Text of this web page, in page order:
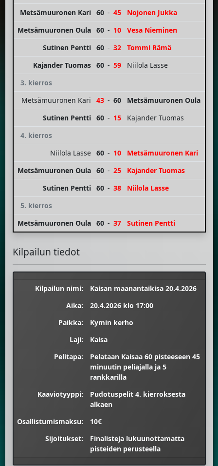
Metsämuuronen Kari
60 - 45
Nojonen Jukka
Metsämuuronen Oula
60 - 10
Vesa Nieminen
Sutinen Pentti
60 - 32
Tommi Rämä
Kajander Tuomas
60 - 59
Niilola Lasse
3. kierros
Metsämuuronen Kari
43 - 60
Metsämuuronen Oula
Sutinen Pentti
60 - 15
Kajander Tuomas
4. kierros
Niilola Lasse
60 - 10
Metsämuuronen Kari
Metsämuuronen Oula
60 - 25
Kajander Tuomas
Sutinen Pentti
60 - 38
Niilola Lasse
5. kierros
Metsämuuronen Oula
60 - 37 Sutinen Pentti
Kilpailun tiedot
Kilpailun nimi:
Kaisan maanantaikisa 20.4.2026
Aika:
20.4.2026 klo 17:00
Paikka:
Kymin kerho
Laji:
Kaisa
Pelitapa:
Pelataan Kaisaa 60 pisteeseen 45
minuutin peliajalla ja 5
rankkarilla
Kaaviotyyppi:
Pudotuspelit 4. kierroksesta
alkaen
Osallistumismaksu:
10€
Sijoitukset:
Finalisteja lukuunottamatta
pisteiden perusteella